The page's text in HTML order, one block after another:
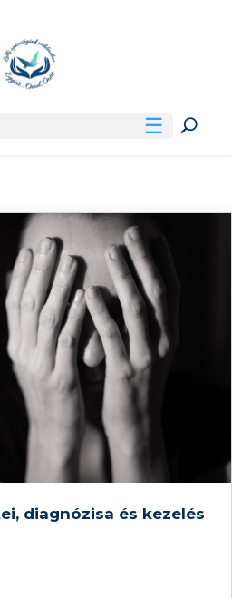
diagnózisa és kezelés